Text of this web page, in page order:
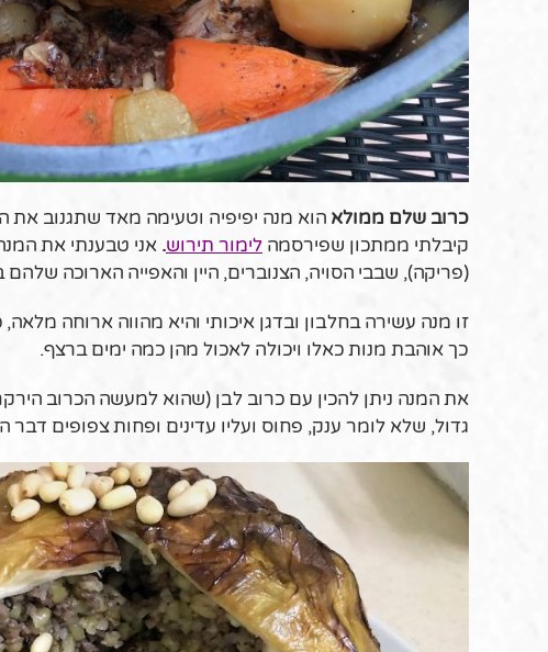
כרוב שלם ממולא הוא מנה יפיפיה וטעימה מאד שתגנוב
קיבלתי ממתכון שפירסמה לימור תירוש. אני טבענתי את
(פריקה), שבבי הסויה, הצנוברים, היין והאפייה הארוכה שלהם
זו מנה עשירה בחלבון ובדגן איכותי והיא מהווה ארוחה
כך אוהבת מנות כאלו ויכולה לאכול מהן כמה ימים ברצף.
את המנה ניתן להכין עם כרוב לבן (שהוא למעשה הכרוב
גדול, שלא לומר ענק, פחוס ועליו עדינים ופחות צפופים דבר